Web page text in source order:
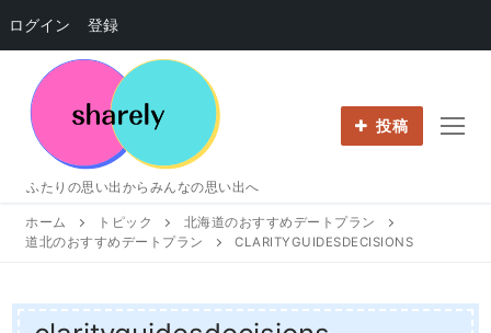
ログイン 登録
プ
ふたりの思い出からみんなの思い出へ
投稿
ホーム トピック
北海道のおすすめデートプラン
道北のおすすめデートプラン
CLARITYGUIDESDECISIONS